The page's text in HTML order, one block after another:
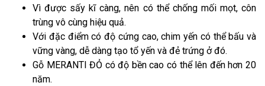
Vì được sấy kĩ càng, nên có thể chống mối mọt, côn
trùng vô cùng hiệu quả.
Với đặc điểm có độ cứng cao, chim yến có thể bấu và
vững vàng, dễ dàng tạo tổ yến và đẻ trứng ở đó.
Gỗ MERANTI ĐỎ có độ bền cao có thể lên đến hơn 20
năm.